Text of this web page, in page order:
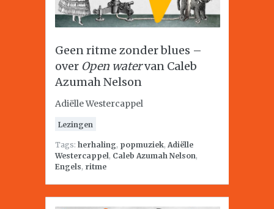
Geen ritme zonder blues –
over Open watervan Caleb
Azumah Nelson
Adiëlle Westercappel
Lezingen
Tags: herhaling, popmuziek, Adiëlle
Westercappel, Caleb Azumah Nelson,
Engels, ritme